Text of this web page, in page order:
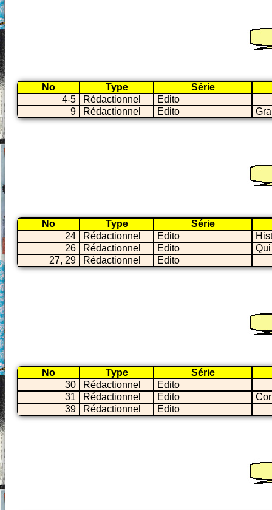
No Type
Série
4-5
Rédactionnel
Edito
9
Rédactionnel Edito
No Type
Série
24
Rédactionnel Edito
26
Rédactionnel Edito
27, 29
Rédactionnel Edito
No Type
Série
30
Rédactionnel
Edito
31
Rédactionnel Edito
39
Rédactionnel Edito